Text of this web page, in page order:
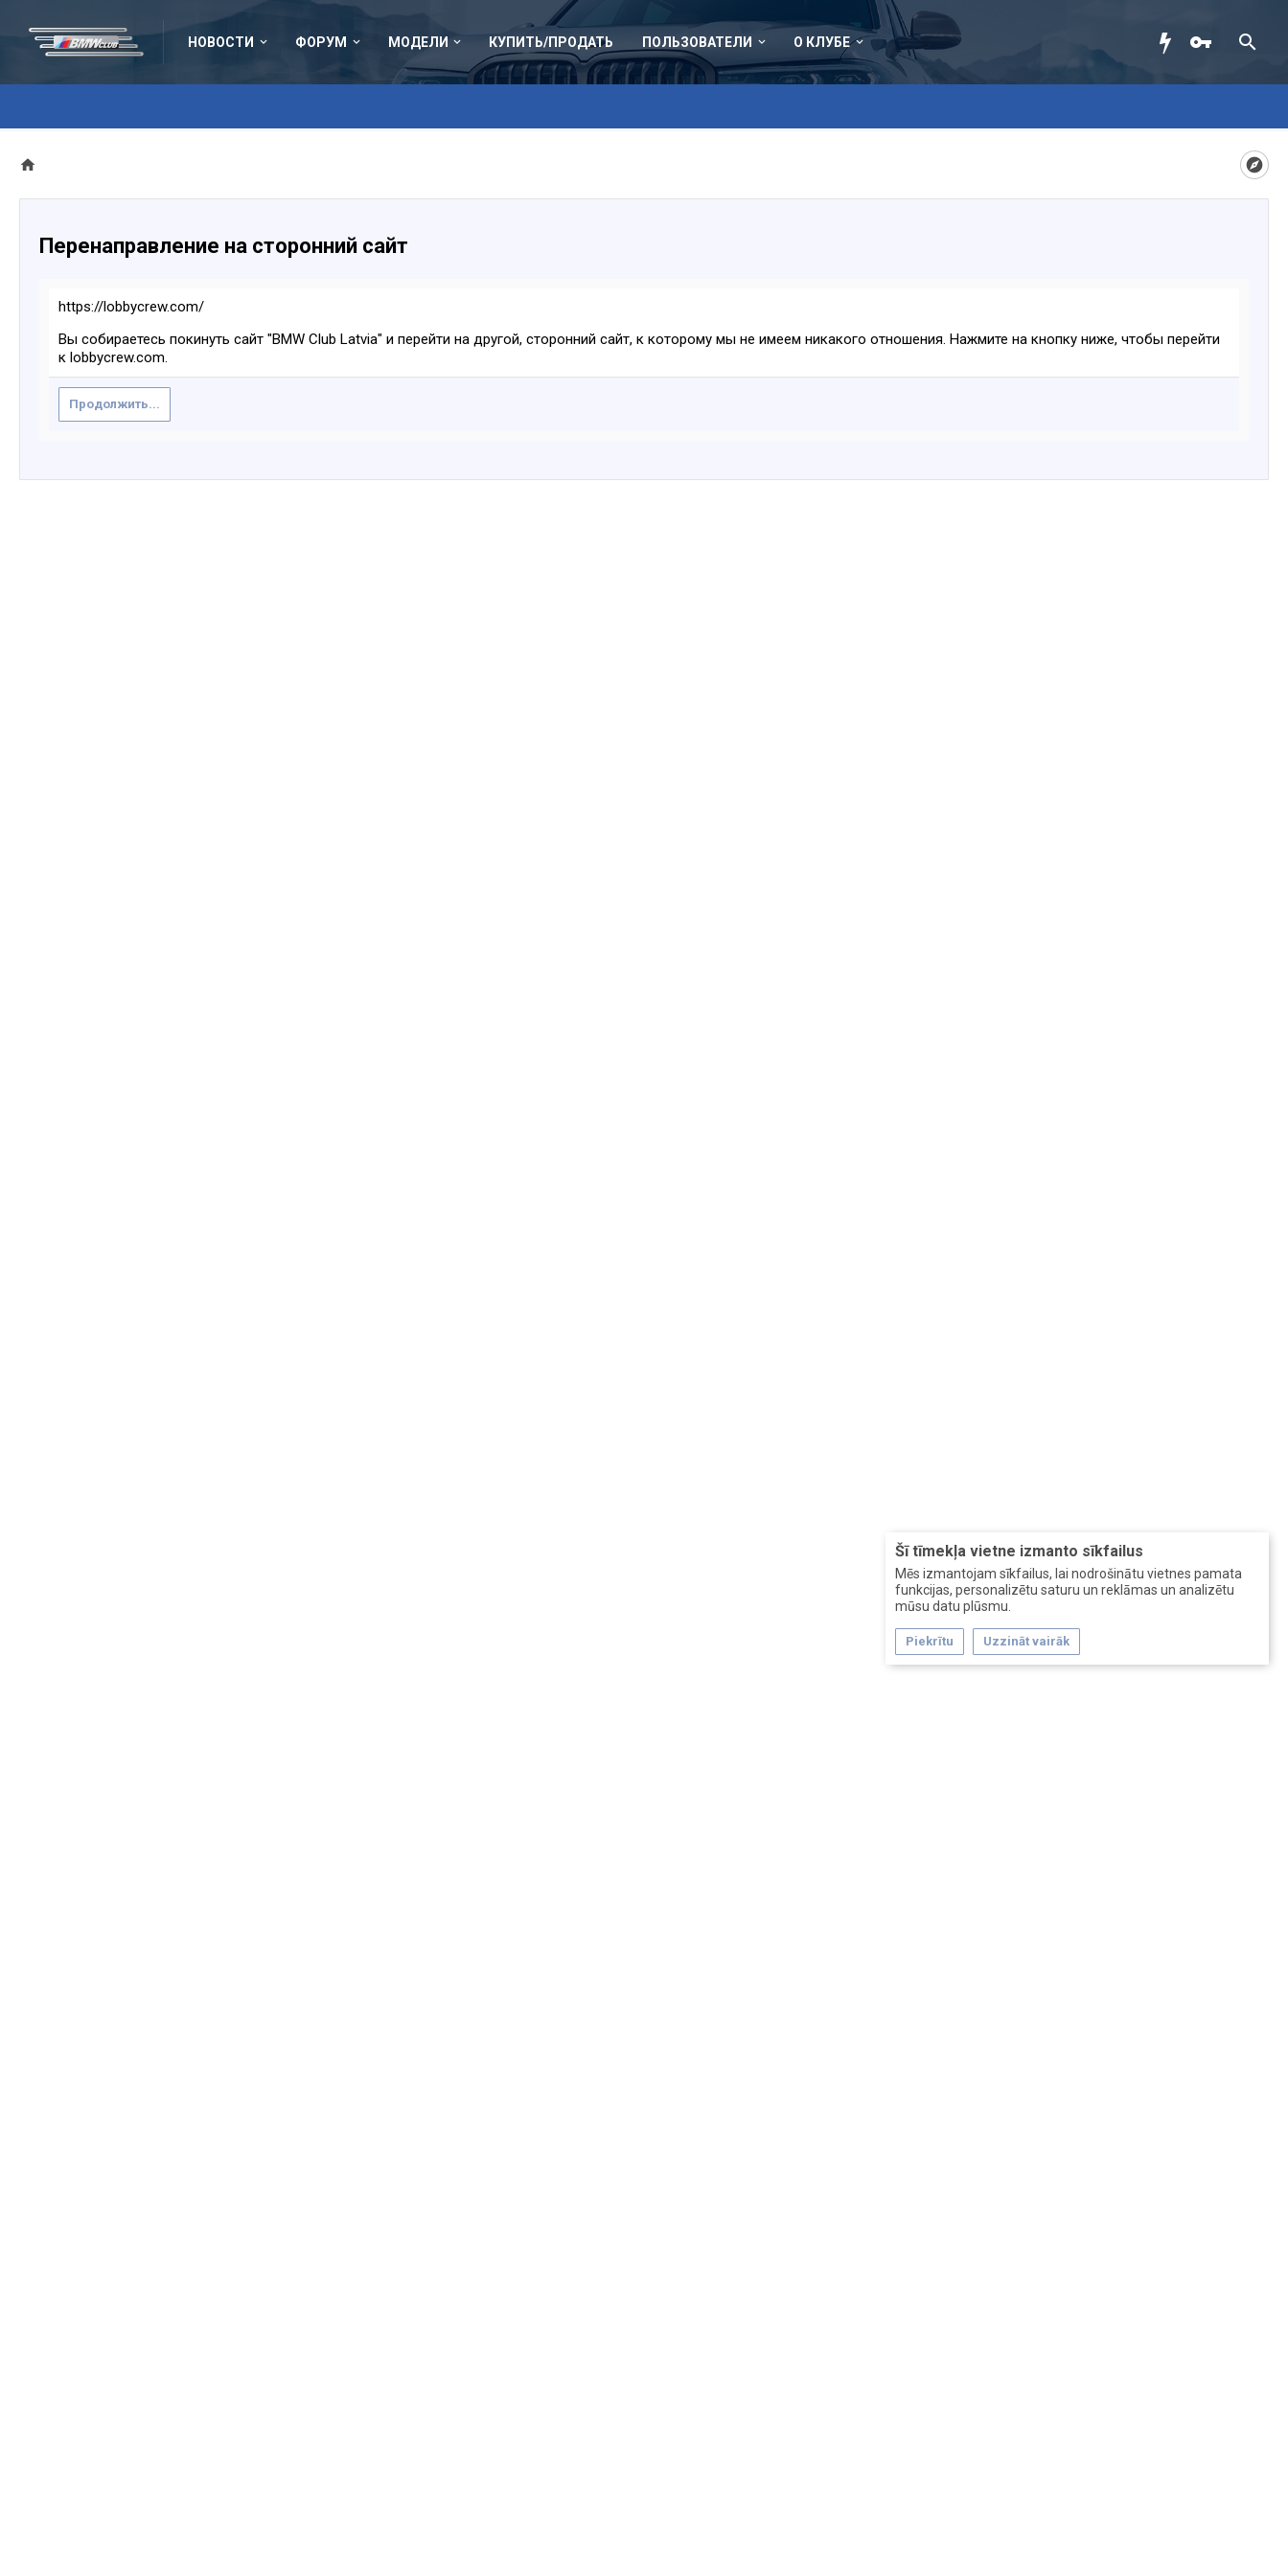
НОВОСТИ ФОРУМ МОДЕЛИ КУПИТЬ/ПРОДАТЬ ПОЛЬЗОВАТЕЛИ О КЛУБЕ
Šī tīmekļa vietne izmanto sīkfailus
Mēs izmantojam sīkfailus, lai nodrošinātu vietnes pamata
funkcijas, personalizētu saturu un reklāmas un analizētu
mūsu datu plūsmu.
Piekrītu Uzzināt vairāk
Перенаправление на сторонний сайт
https://lobbycrew.com/
Вы собираетесь покинуть сайт "BMW Club Latvia" и перейти на другой, сторонний сайт, к которому мы не имеем никакого отношения. Нажмите на кнопку ниже, чтобы перейти
к lobbycrew.com.
Продолжить...